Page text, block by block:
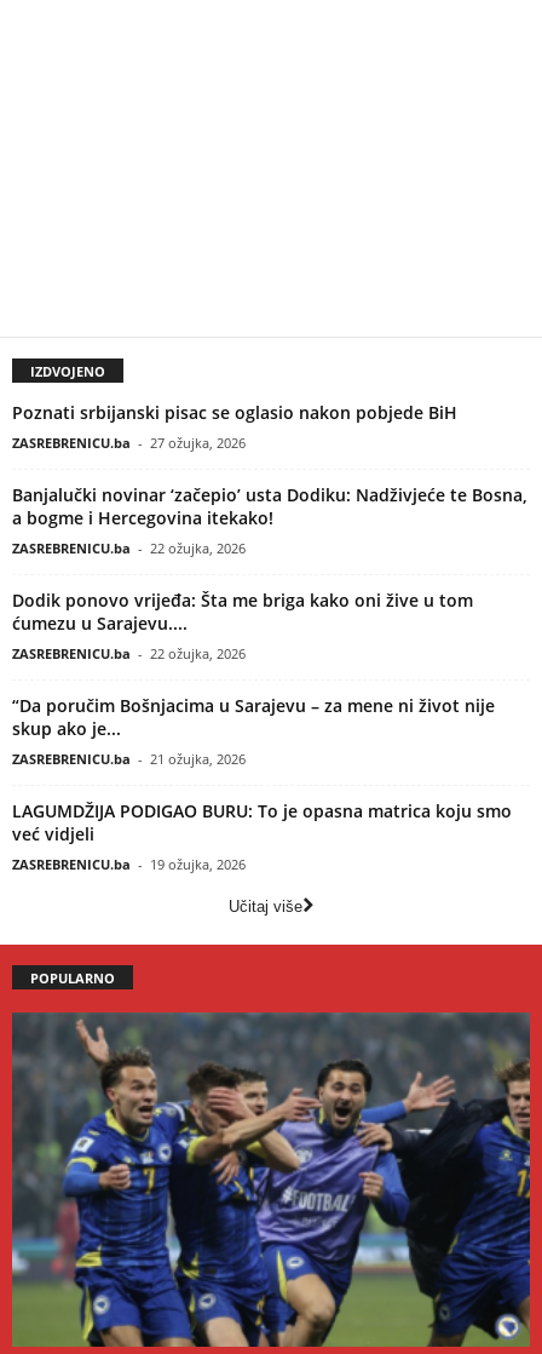
IZDVOJENO
Poznati srbijanski pisac se oglasio nakon pobjede BiH
ZASREBRENICU.ba - 27 ožujka, 2026
Banjalučki novinar ‘začepio’ usta Dodiku: Nadživjeće te Bosna,
a bogme i Hercegovina itekako!
ZASREBRENICU.ba - 22 ožujka, 2026
Dodik ponovo vrijeđa: Šta me briga kako oni žive u tom
ćumezu u Sarajevu....
ZASREBRENICU.ba - 22 ožujka, 2026
“Da poručim Bošnjacima u Sarajevu – za mene ni život nije
skup ako je...
ZASREBRENICU.ba - 21 ožujka, 2026
LAGUMDŽIJA PODIGAO BURU: To je opasna matrica koju smo
već vidjeli
ZASREBRENICU.ba - 19 ožujka, 2026
Učitaj više
POPULARNO